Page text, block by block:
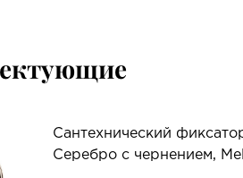
Сантехнический
Серебро с чернением,